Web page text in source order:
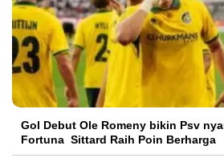
Gol Debut Ole Romeny bikin Psv
Fortuna Sittard Raih Poin Berharga